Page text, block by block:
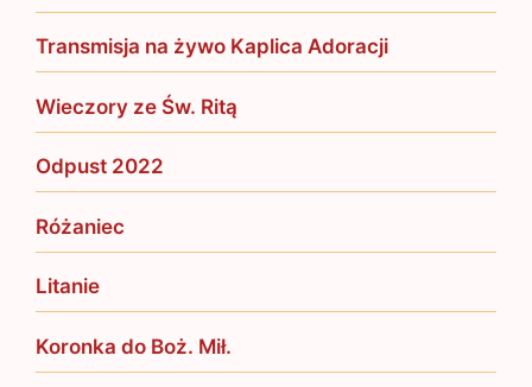
Transmisja na żywo Kaplica Adoracji
Wieczory ze Św. Ritą
Odpust 2022
Różaniec
Litanie
Koronka do Boż. Mił.